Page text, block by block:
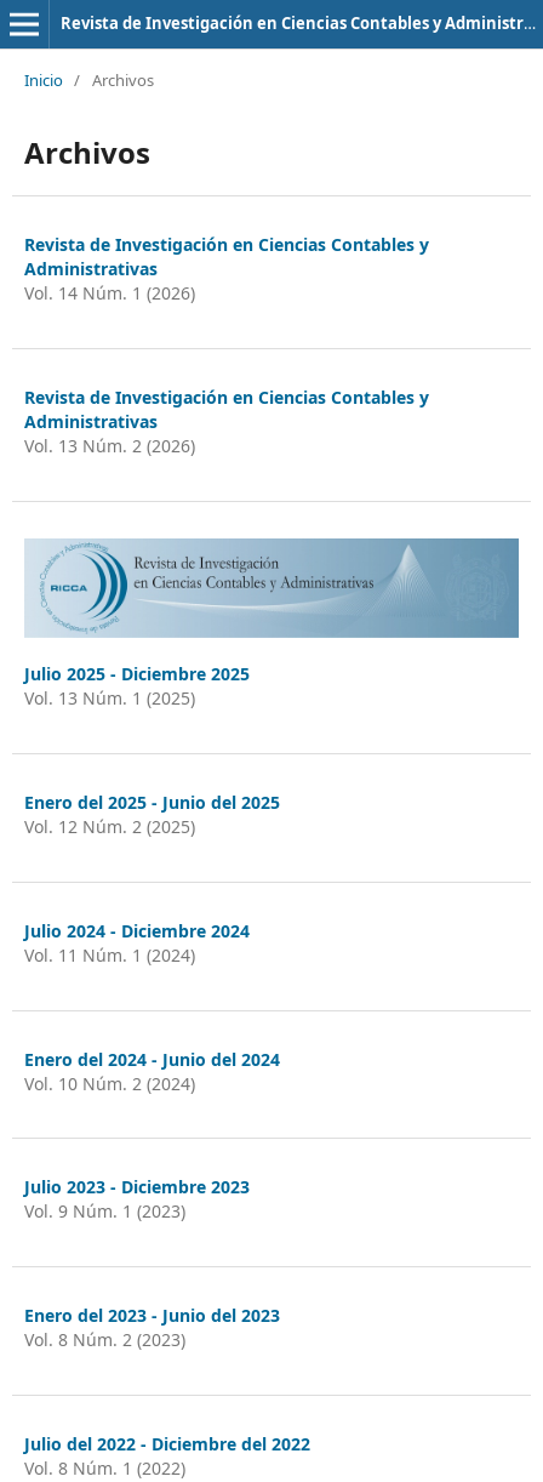
Revista de Investigación en Ciencias Contables y Administrativas
Inicio / Archivos
Archivos
Revista de Investigación en Ciencias Contables y
Administrativas
Vol. 14 Núm. 1 (2026)
Revista de Investigación en Ciencias Contables y
Administrativas
Vol. 13 Núm. 2 (2026)
Julio 2025 - Diciembre 2025
Vol. 13 Núm. 1 (2025)
Enero del 2025 - Junio del 2025
Vol. 12 Núm. 2 (2025)
Julio 2024 - Diciembre 2024
Vol. 11 Núm. 1 (2024)
Enero del 2024 - Junio del 2024
Vol. 10 Núm. 2 (2024)
Julio 2023 - Diciembre 2023
Vol. 9 Núm. 1 (2023)
Enero del 2023 - Junio del 2023
Vol. 8 Núm. 2 (2023)
Julio del 2022 - Diciembre del 2022
Vol. 8 Núm. 1 (2022)